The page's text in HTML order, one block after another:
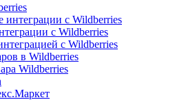
с Wildberries
с Wildberries
с Wildberries
в Wildberries
Wildberries